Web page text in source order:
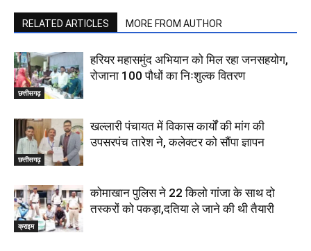
RELATED ARTICLES MORE FROM AUTHOR
छत्तीसगढ़
हरियर महासमुंद अभियान को मिल रहा जनसहयोग,
रोजाना 100 पौधों का निःशुल्क वितरण
छत्तीसगढ़
खल्लारी पंचायत में विकास कार्यों की मांग की
उपसरपंच तारेश ने, कलेक्टर को सौंपा ज्ञापन
क्राइम
कोमाखान पुलिस ने 22 किलो गांजा के साथ दो
तस्करों को पकड़ा,दतिया ले जाने की थी तैयारी